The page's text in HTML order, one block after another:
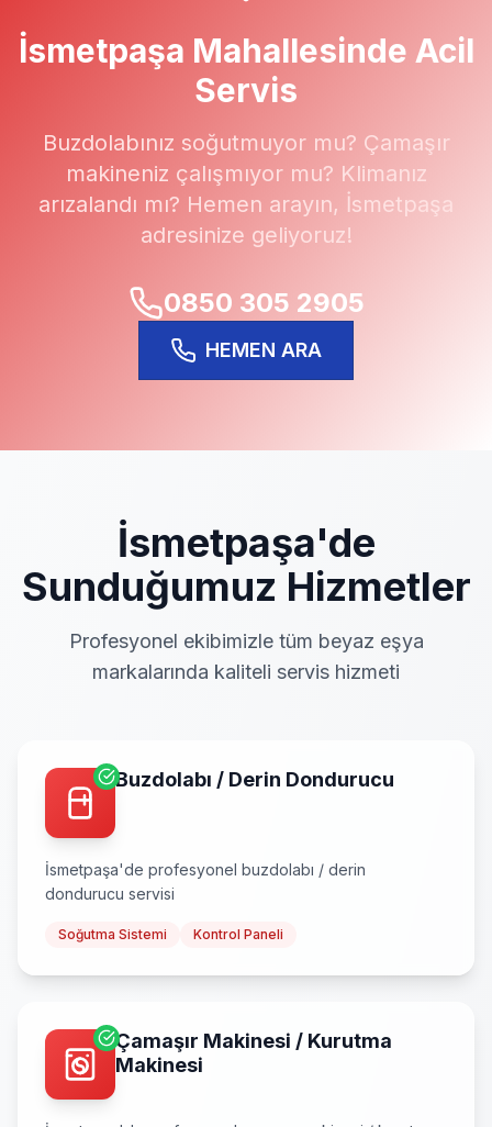
İsmetpaşa Mahallesinde Acil
Servis
Buzdolabınız soğutmuyor mu? Çamaşır
makineniz çalışmıyor mu? Klimanız
arızalandı mı? Hemen arayın, İsmetpaşa
adresinize geliyoruz!
0850 305 2905
HEMEN ARA
İsmetpaşa'de
Sunduğumuz Hizmetler
Profesyonel ekibimizle tüm beyaz eşya
markalarında kaliteli servis hizmeti
Buzdolabı / Derin Dondurucu
İsmetpaşa'de profesyonel buzdolabı / derin
dondurucu servisi
Soğutma Sistemi Kontrol Paneli
Çamaşır Makinesi / Kurutma
Makinesi